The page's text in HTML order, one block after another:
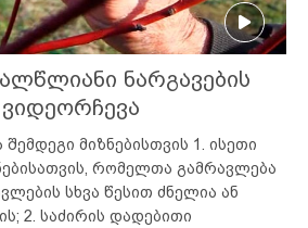
ნარგავების
შემდეგი მიზნებისთვის 1. ისეთი
რომელთა გამრავლება
სხვა წესით ძნელია ან
2. საძირის დადებითი